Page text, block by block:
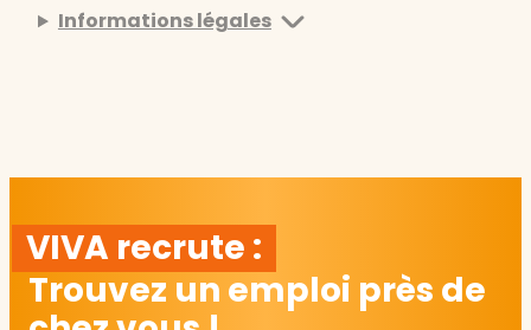
Informations légales
VIVA recrute :
Trouvez un emploi près de